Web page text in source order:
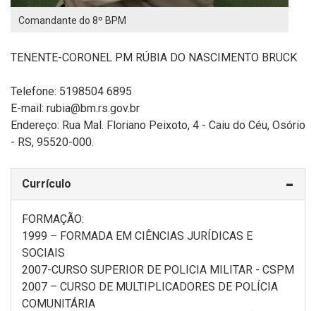
Comandante do 8º BPM
TENENTE-CORONEL PM RÚBIA DO NASCIMENTO BRUCK
Telefone: 5198504 6895
E-mail: rubia@bm.rs.gov.br
Endereço: Rua Mal. Floriano Peixoto, 4 - Caiu do Céu, Osório
- RS, 95520-000.
Currículo
FORMAÇÃO:
1999 – FORMADA EM CIÊNCIAS JURÍDICAS E
SOCIAIS
2007-CURSO SUPERIOR DE POLICIA MILITAR - CSPM
2007 – CURSO DE MULTIPLICADORES DE POLÍCIA
COMUNITÁRIA